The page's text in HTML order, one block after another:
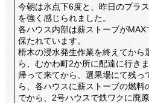
今朝は氷点下6度と、昨日のプラ
を強く感じられました。
各ハウス内部は薪ストーブが
保たれています。
榾木の浸水発生作業を終えてから
ら、むかわ町2か所に配達に行きま
帰って来てから、選果場にて残っ
ら、各ハウスに薪ストーブの燃料
でから、2号ハウスで鉄ワクに廃